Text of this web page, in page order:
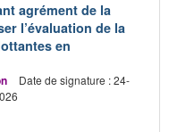
agrément de la
l’évaluation de la
en
Date de signature : 24-